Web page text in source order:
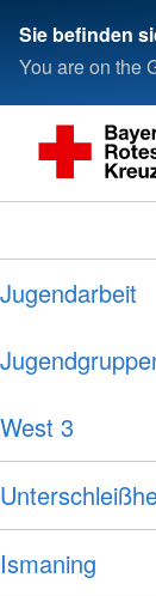
Sie befinden
You are on the
Jugendarbeit
West 3
Ismaning